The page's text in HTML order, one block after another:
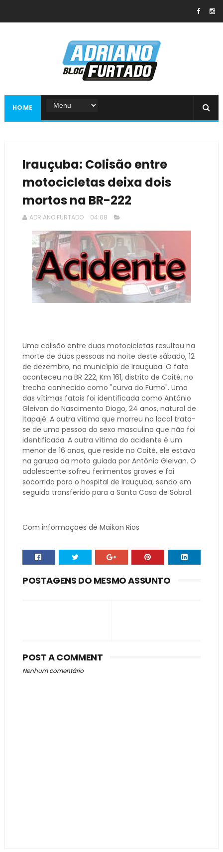
HOME
Irauçuba: Colisão entre
motocicletas deixa dois
mortos na BR-222
ADRIANO FURTADO 04:08
Uma colisão entre duas motocicletas resultou na
morte de duas pessoas na noite deste sábado, 12
de dezembro, no município de Irauçuba. O fato
aconteceu na BR 222, Km 161, distrito de Coité, no
trecho conhecido como "curva do Fumo". Uma
das vítimas fatais foi identificada como Antônio
Gleivan do Nascimento Diogo, 24 anos, natural de
Itapajé. A outra vítima que morreu no local trata-
se de uma pessoa do sexo masculino que não foi
identificada. A outra vítima do acidente é um
menor de 16 anos, que reside no Coité, ele estava
na garupa da moto guiada por Antônio Gleivan. O
adolescente sofreu ferimentos graves e foi
socorrido para o hospital de Irauçuba, sendo em
seguida transferido para a Santa Casa de Sobral.
Com informações de Maikon Rios
POSTAGENS DO MESMO ASSUNTO
POST A COMMENT
Nenhum comentário